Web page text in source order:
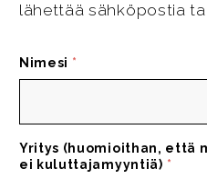
lähettää sähköpostia
Nimesi *
Yritys (huomioithan, että
ei kuluttajamyyntiä) *